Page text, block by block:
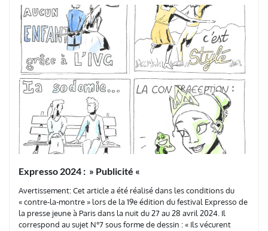
Expresso 2024 : » Publicité «
Avertissement: Cet article a été réalisé dans les conditions du
« contre-la-montre » lors de la 19e édition du festival Expresso de
la presse jeune à Paris dans la nuit du 27 au 28 avril 2024. Il
correspond au sujet N°7 sous forme de dessin : « Ils vécurent